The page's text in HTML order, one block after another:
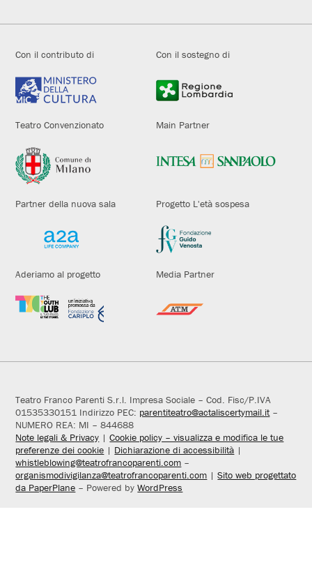
Con il contributo di Con il sostegno di
Teatro Convenzionato Main Partner
Partner della nuova sala Progetto L'età sospesa
Aderiamo al progetto Media Partner
Teatro Franco Parenti S.r.l. Impresa Sociale – Cod. Fisc/P.IVA
01535330151 Indirizzo PEC: parentiteatro@actaliscertymail.it–
NUMERO REA: MI – 844688
Note legali & Privacy |Cookie policy – visualizza e modifica le tue
preferenze dei cookie | Dichiarazione di accessibilità |
whistleblowing@teatrofrancoparenti.com –
organismodivigilanza@teatrofrancoparenti.com |Sito web progettato
da PaperPlane – Powered byWordPress